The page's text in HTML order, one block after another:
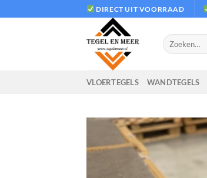
naar
DIRECT UIT VOORRAAD
Zoeken
naar:
VLOERTEGELS WANDTEGELS